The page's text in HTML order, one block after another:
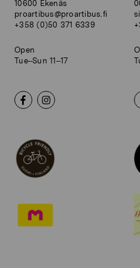
10600 Ekenäs
proartibus@proartibus.fi
+358 (0)50 371 6339
Open
Tue–Sun 11–17